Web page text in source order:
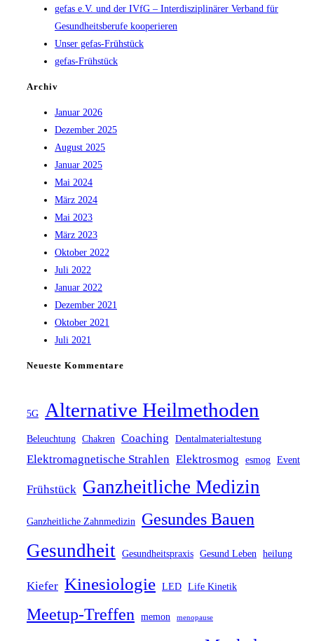
gefas e.V. und der IVfG – Interdisziplinärer Verband für
Gesundheitsberufe kooperieren
Unser gefas-Frühstück
gefas-Frühstück
Archiv
Januar 2026
Dezember 2025
August 2025
Januar 2025
Mai 2024
März 2024
Mai 2023
März 2023
Oktober 2022
Juli 2022
Januar 2022
Dezember 2021
Oktober 2021
Juli 2021
Neueste Kommentare
5G Alternative Heilmethoden
Beleuchtung Chakren Coaching Dentalmaterialtestung
Elektromagnetische Strahlen Elektrosmog esmog Event
Frühstück Ganzheitliche Medizin
Ganzheitliche Zahnmedizin Gesundes Bauen
Gesundheit Gesundheitspraxis Gesund Leben heilung
Kiefer Kinesiologie LED Life Kinetik
Meetup-Treffen memon menopause